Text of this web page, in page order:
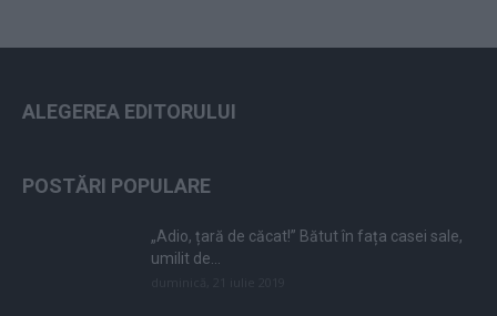
ALEGEREA EDITORULUI
POSTĂRI POPULARE
„Adio, țară de căcat!” Bătut în fața casei sale,
umilit de...